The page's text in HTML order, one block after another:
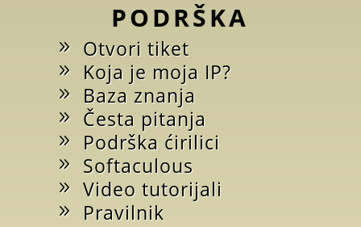
PODRŠKA
Otvori tiket
Koja je moja IP?
Baza znanja
Česta pitanja
Podrška ćirilici
Softaculous
Video tutorijali
Pravilnik